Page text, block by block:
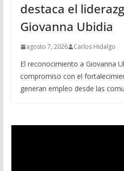
destaca el
Giovanna Ubidia
agosto 7, 2026 Carlos Hidalgo
El reconocimiento a Giovanna
compromiso con el
generan empleo desde las